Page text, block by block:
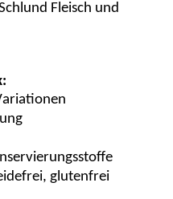
Fleisch und
glutenfrei